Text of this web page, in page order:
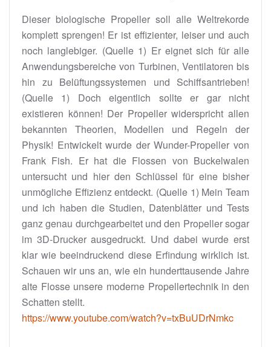
Dieser biologische Propeller soll alle Weltrekorde
komplett sprengen! Er ist effizienter, leiser und auch
noch langlebiger. (Quelle 1) Er eignet sich für alle
Anwendungsbereiche von Turbinen, Ventilatoren bis
hin zu Belüftungssystemen und Schiffsantrieben!
(Quelle 1) Doch eigentlich sollte er gar nicht
existieren können! Der Propeller widerspricht allen
bekannten Theorien, Modellen und Regeln der
Physik! Entwickelt wurde der Wunder-Propeller von
Frank Fish. Er hat die Flossen von Buckelwalen
untersucht und hier den Schlüssel für eine bisher
unmögliche Effizienz entdeckt. (Quelle 1) Mein Team
und ich haben die Studien, Datenblätter und Tests
ganz genau durchgearbeitet und den Propeller sogar
im 3D-Drucker ausgedruckt. Und dabei wurde erst
klar wie beeindruckend diese Erfindung wirklich ist.
Schauen wir uns an, wie ein hunderttausende Jahre
alte Flosse unsere moderne Propellertechnik in den
Schatten stellt.
https://www.youtube.com/watch?v=txBuUDrNmkc